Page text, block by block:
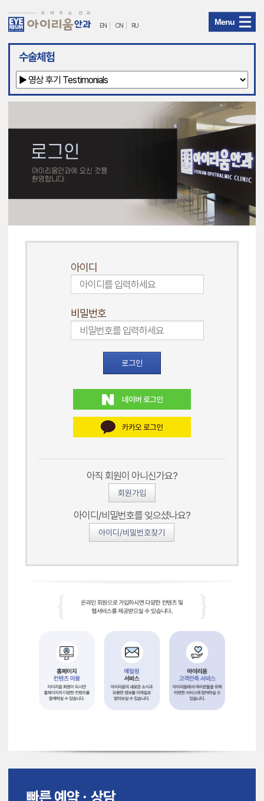
아
리
움
뉴
EN CN RU Menu
수술체험
아이디
비밀번호
로그인
아직 회원이 아니신가요?
회원가입
아이디/비밀번호를 잊으셨나요?
아이디/비밀번호찾기